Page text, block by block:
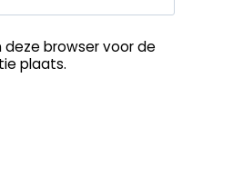
deze browser voor de
plaats.